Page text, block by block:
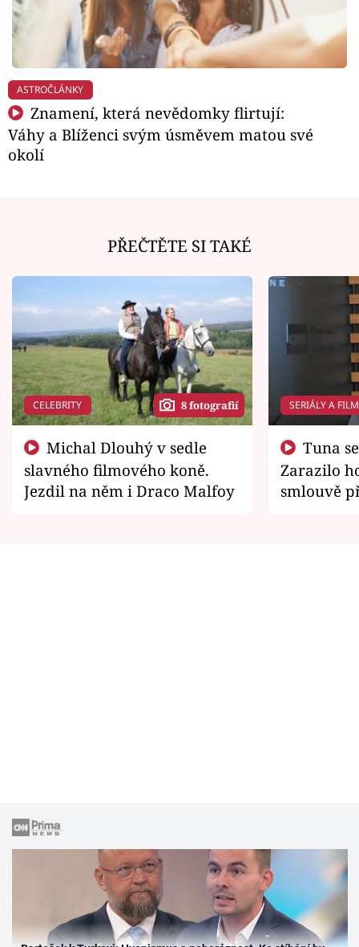
ASTROČLÁNKY
Znamení, která nevědomky flirtují:
Váhy a Blíženci svým úsměvem matou své
okolí
PŘEČTĚTE SI TAKÉ
CELEBRITY 8 fotografií
slavného filmového koně.
Jezdil na něm i Draco Malfoy
SERIÁLY A
Zarazilo
smlouvě